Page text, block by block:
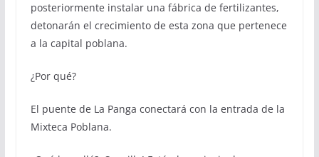
posteriormente instalar una fábrica de fertilizantes,
detonarán el crecimiento de esta zona que pertenece
a la capital poblana.
¿Por qué?
El puente de La Panga conectará con la entrada de la
Mixteca Poblana.